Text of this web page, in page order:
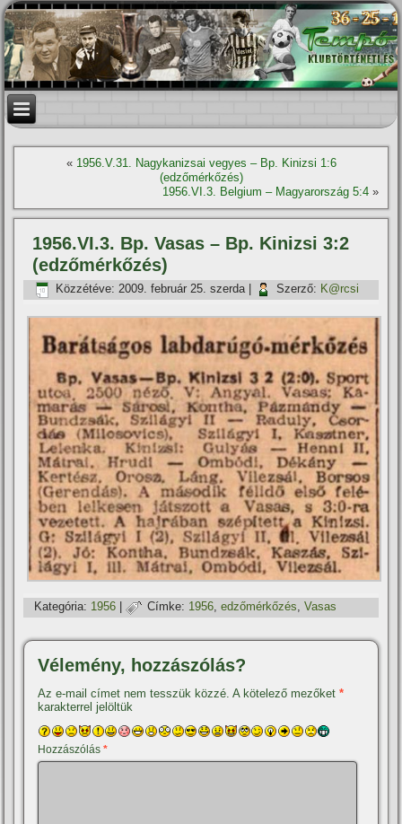
« 1956.V.31. Nagykanizsai vegyes – Bp. Kinizsi 1:6
(edzőmérkőzés)
1956.VI.3. Belgium – Magyarország 5:4»
1956.VI.3. Bp. Vasas – Bp. Kinizsi 3:2
(edzőmérkőzés)
Közzétéve: 2009. február 25. szerda| Szerző: K@rcsi
Kategória: 1956 | Címke: 1956,edzőmérkőzés,Vasas
Vélemény, hozzászólás?
Az e-mail címet nem tesszük közzé. A kötelező mezőket*
karakterrel jelöltük
Hozzászólás*